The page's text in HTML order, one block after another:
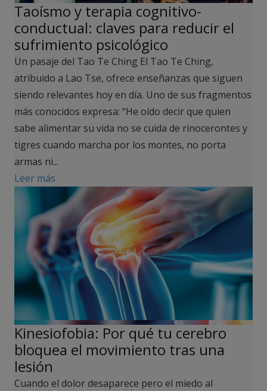
Taoísmo y terapia cognitivo-
conductual: claves para reducir el
sufrimiento psicológico
Un pasaje del Tao Te Ching El Tao Te Ching,
atribuido a Lao Tse, ofrece enseñanzas que siguen
siendo relevantes hoy en día. Uno de sus fragmentos
más conocidos expresa: “He oído decir que quien
sabe alimentar su vida no se cuida de rinocerontes y
tigres cuando marcha por los montes, no porta
armas ni...
Leer más
Kinesiofobia: Por qué tu cerebro
bloquea el movimiento tras una
lesión
Cuando el dolor desaparece pero el miedo al